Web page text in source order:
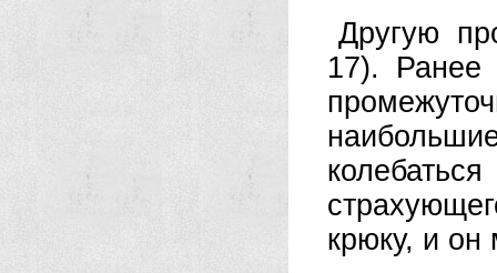
Другую
17). Ранее
крюку, и он